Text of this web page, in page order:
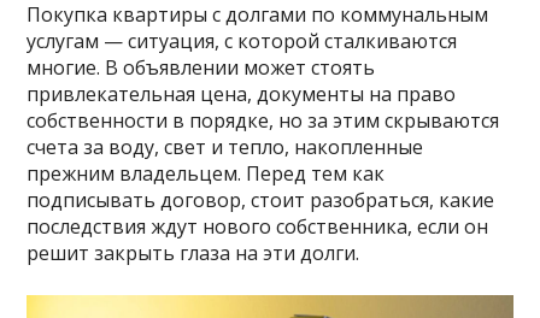
Покупка квартиры с долгами по коммунальным
услугам — ситуация, с которой сталкиваются
многие. В объявлении может стоять
привлекательная цена, документы на право
собственности в порядке, но за этим скрываются
счета за воду, свет и тепло, накопленные
прежним владельцем. Перед тем как
подписывать договор, стоит разобраться, какие
последствия ждут нового собственника, если он
решит закрыть глаза на эти долги.